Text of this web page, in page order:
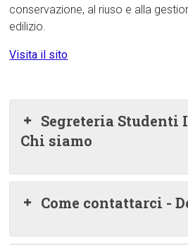
conservazione, al riuso e alla
edilizio.
Visita il sito
Segreteria Studenti
Chi siamo
Come contattarci -